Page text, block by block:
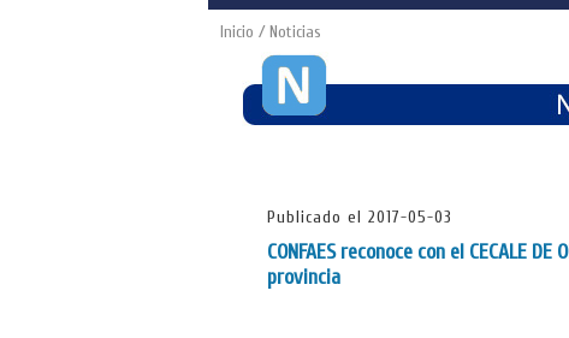
Inicio / Noticias
Publicado el 2017-05-03
CONFAES reconoce con el CECALE
provincia